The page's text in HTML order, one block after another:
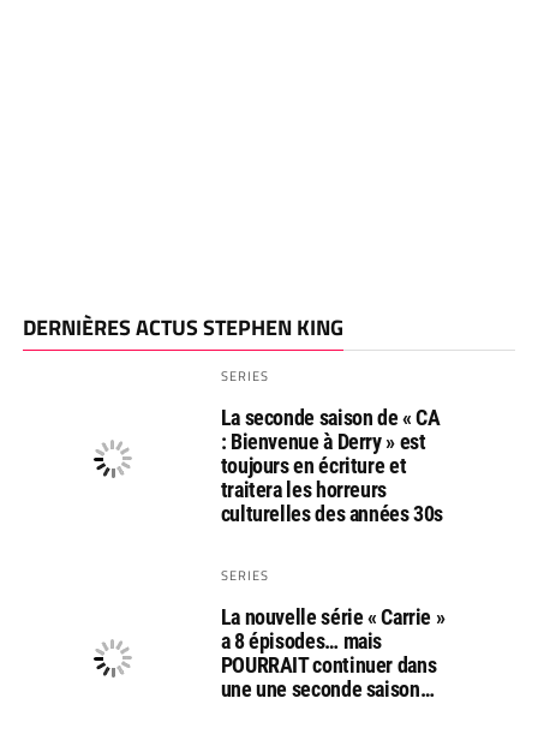
DERNIÈRES ACTUS STEPHEN KING
SERIES
La seconde saison de « CA
: Bienvenue à Derry » est
toujours en écriture et
traitera les horreurs
culturelles des années 30s
SERIES
La nouvelle série « Carrie »
a 8 épisodes… mais
POURRAIT continuer dans
une une seconde saison…